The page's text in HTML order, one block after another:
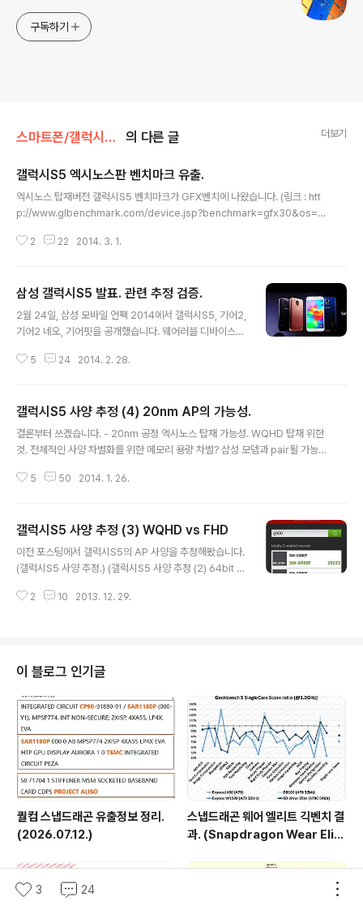
구독하기
스마트폰/갤럭시S5 Galaxy S5 의 다른 글 더보기
갤럭시S5 엑시노스판 벤치마크 유출.
엑시노스 탑재버전 갤럭시S5 벤치마크가 GFX벤치에 나왔습니다. (링크 : htt
p://www.glbenchmark.com/device.jsp?benchmark=gfx30&os=A
스템 정보입니다. - SM-900H 이전에 안투투에서 유출된 제품명과 같습니다.
데 Cortex-A7 클럭인듯 합니다. 그래픽 벤치마크에서 Cortex-A15가 사용
되기는 힘들테니까요. - GPU Mali-T628MP6 엑시노스5420과 같습니다.
아래에서 언급하겠..
2 22 2014. 3. 1.
삼성 갤럭시S5 발표. 관련 추정 검증.
2월 24일, 삼성 모바일 언팩 2014에서 갤럭시S5, 기어2,
기어2 네오, 기어핏을 공개했습니다. 웨어러블 디바이스의
지고 삼성 기어으로 표기되었습니다. 향후 어떻게 라인업
럭시S5 입니다. 디자인, 기능적이 부분은 더 자세하게 다
뤄주는 곳이 많으니 하드웨어를 중심으로 보겠습니다. 갤
럭시S5 디자인은 발표 하루 전 유출되었습니다. 실제 디자
극명히 갈리는 후면 디자인. 실물은 그나마 괜찮은 것 같은
5 24 2014. 2. 28.
갤럭시S5 사양 추정 (4) 20nm AP의 가능성.
결론부터 쓰겠습니다. - 20nm 공정 엑시노스 탑재 가능성. WQHD 탑재 위한
것. 전체적인 사양 차별화를 위한 메모리 용량 차별? 삼성 모뎀과 pair될 가능성
운 갤럭기 기어 출시 가능성. - 기존 예상. 기존 추정은 다음과 같았습니다. (링
레이 : 5.25인치 WQHD(2560 x 1440) or FHD(1920 x 1080) 64비트
프로세서 탑재는 어렵다고 봤습니다. (링크 : 갤럭시S5 사양 추정 (2) 64bit vs
32bit) 탑재될..
5 50 2014. 1. 26.
갤럭시S5 사양 추정 (3) WQHD vs FHD
이전 포스팅에서 갤럭시S5의 AP 사양을 추정해봤습니다.
(갤럭시S5 사양 추정.) (갤럭시S5 사양 추정 (2) 64bit v
or 스냅드래곤800 리비전. (MSM8974AC ??) 결국 64
6) 안투투에 나오는 사양이야 신뢰도가 떨어지는 편이지만
갤럭시S4 때 대부분 안 믿을 때 맞아버린 전례가 있어서
무조건 무시하기도 힘듭니다. 맞다고 봐야할듯. (갤럭시S4
유출 및 엑시노스 라인업에 대한 고찰. (ver.2013.03.1
4)) 그 다음의 논..
2 10 2013. 12. 29.
이 블로그 인기글
퀄컴 스냅드래곤 유출정보 정리.
(2026.07.12.)
스냅드래곤 웨어 엘리트 긱벤치 결
과. (Snapdragon Wear Elit
3 24